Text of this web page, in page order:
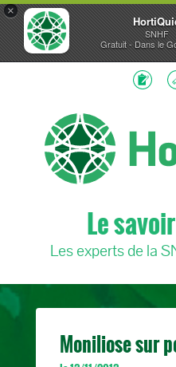
×
SNHF
Gratuit - Dans le
Le
Les experts de la
Moniliose sur